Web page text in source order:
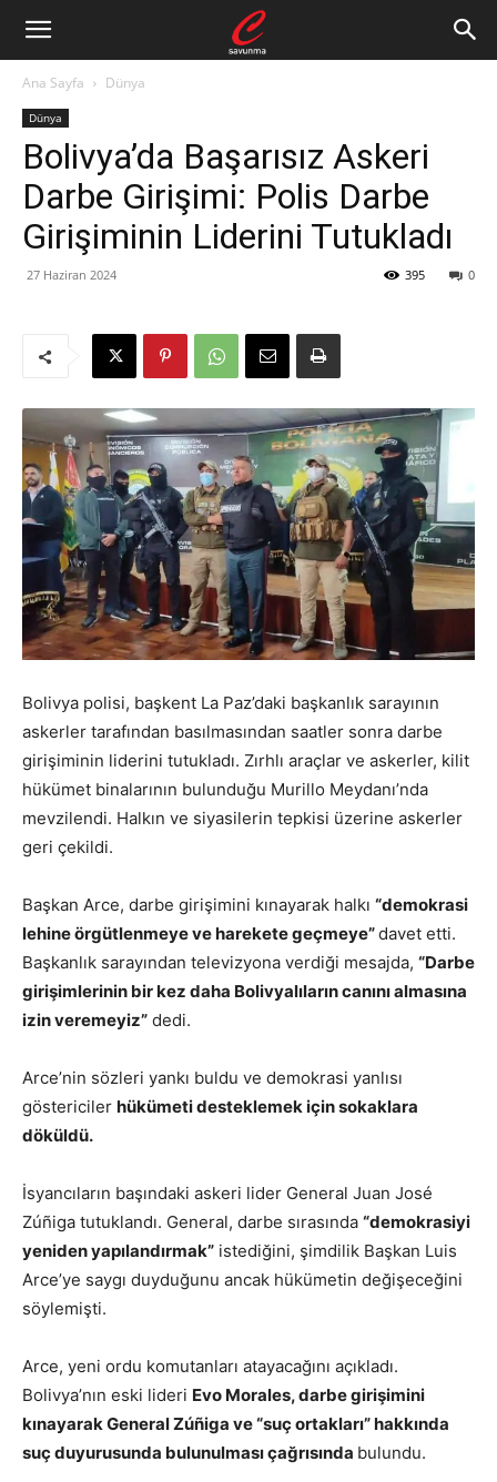
Ana Sayfa Dünya
Dünya
Bolivya’da Başarısız Askeri
Darbe Girişimi: Polis Darbe
Girişiminin Liderini Tutukladı
27 Haziran 2024 0
395
Bolivya polisi, başkent La Paz’daki başkanlık sarayının
askerler tarafından basılmasından saatler sonra darbe
girişiminin liderini tutukladı. Zırhlı araçlar ve askerler, kilit
hükümet binalarının bulunduğu Murillo Meydanı’nda
mevzilendi. Halkın ve siyasilerin tepkisi üzerine askerler
geri çekildi.
Başkan Arce, darbe girişimini kınayarak halkı “demokrasi
lehine örgütlenmeye ve harekete geçmeye”davet etti.
Başkanlık sarayından televizyona verdiği mesajda, “Darbe
girişimlerinin bir kez daha Bolivyalıların canını almasına
izin veremeyiz” dedi.
Arce’nin sözleri yankı buldu ve demokrasi yanlısı
göstericiler hükümeti desteklemek için sokaklara
döküldü.
İsyancıların başındaki askeri lider General Juan José
Zúñiga tutuklandı. General, darbe sırasında “demokrasiyi
yeniden yapılandırmak” istediğini, şimdilik Başkan Luis
Arce’ye saygı duyduğunu ancak hükümetin değişeceğini
söylemişti.
Arce, yeni ordu komutanları atayacağını açıkladı.
Bolivya’nın eski lideri Evo Morales, darbe girişimini
kınayarak General Zúñiga ve “suç ortakları” hakkında
suç duyurusunda bulunulması çağrısında bulundu.